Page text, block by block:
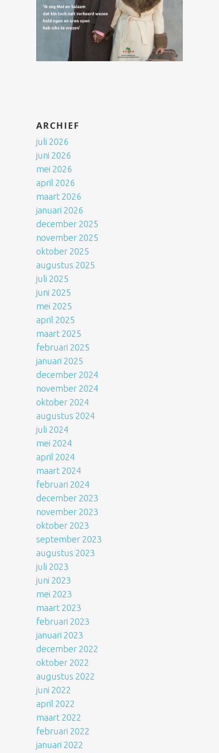
ARCHIEF
juli 2026
juni 2026
mei 2026
april 2026
maart 2026
januari 2026
december 2025
november 2025
oktober 2025
augustus 2025
juli 2025
juni 2025
mei 2025
april 2025
maart 2025
februari 2025
januari 2025
december 2024
november 2024
oktober 2024
augustus 2024
juli 2024
mei 2024
april 2024
maart 2024
februari 2024
december 2023
november 2023
oktober 2023
september 2023
augustus 2023
juli 2023
juni 2023
mei 2023
maart 2023
februari 2023
januari 2023
december 2022
oktober 2022
augustus 2022
juni 2022
april 2022
maart 2022
februari 2022
januari 2022